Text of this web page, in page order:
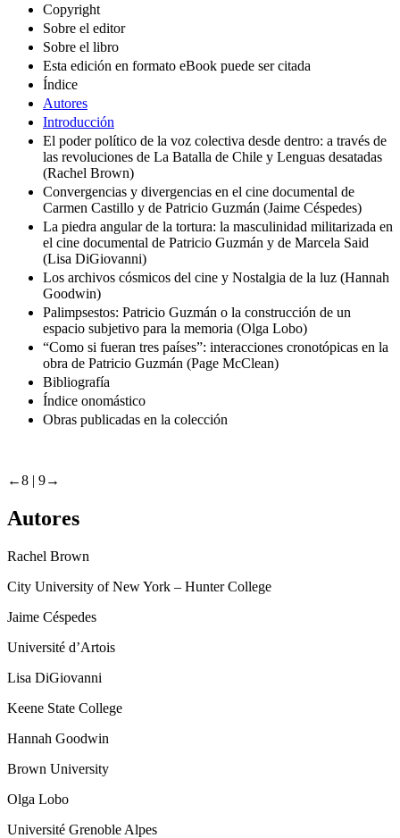
Copyright
Sobre el editor
Sobre el libro
Esta edición en formato eBook puede ser citada
Índice
Autores
Introducción
El poder político de la voz colectiva desde dentro: a través de
las revoluciones de La Batalla de Chile y Lenguas desatadas
(Rachel Brown)
Convergencias y divergencias en el cine documental de
Carmen Castillo y de Patricio Guzmán (Jaime Céspedes)
La piedra angular de la tortura: la masculinidad militarizada en
el cine documental de Patricio Guzmán y de Marcela Said
(Lisa DiGiovanni)
Los archivos cósmicos del cine y Nostalgia de la luz (Hannah
Goodwin)
Palimpsestos: Patricio Guzmán o la construcción de un
espacio subjetivo para la memoria (Olga Lobo)
“Como si fueran tres países”: interacciones cronotópicas en la
obra de Patricio Guzmán (Page McClean)
Bibliografía
Índice onomástico
Obras publicadas en la colección
←8 | 9→
Autores
Rachel Brown
City University of New York – Hunter College
Jaime Céspedes
Université dʼArtois
Lisa DiGiovanni
Keene State College
Hannah Goodwin
Brown University
Olga Lobo
Université Grenoble Alpes